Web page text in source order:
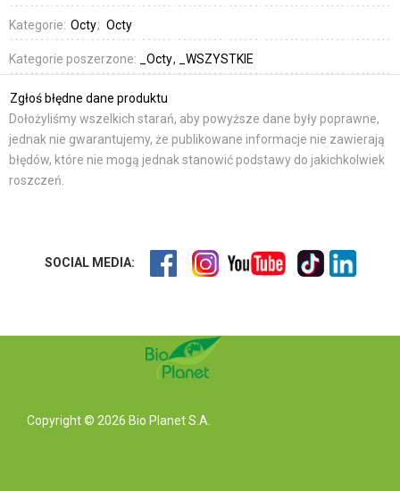
Kategorie: Octy Octy
Kategorie poszerzone: _Octy _WSZYSTKIE
Zgłoś błędne dane produktu
Dołożyliśmy wszelkich starań, aby powyższe dane były poprawne,
jednak nie gwarantujemy, że publikowane informacje nie zawierają
błędów, które nie mogą jednak stanowić podstawy do jakichkolwiek
roszczeń.
SOCIAL MEDIA:
Copyright © 2026 Bio Planet S.A.